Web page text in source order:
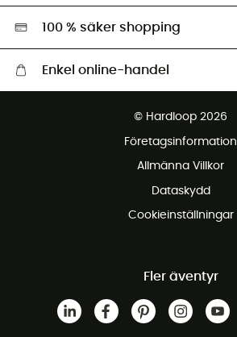
Miljöanpassat urval
100 % säker shopping
Enkel online-handel
© Hardloop 2026
Företagsinformation
Allmänna Villkor
Dataskydd
Cookieinställningar
Fler äventyr